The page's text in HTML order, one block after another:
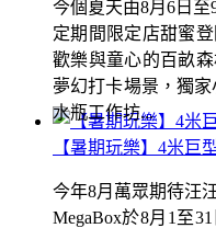
【暑期玩樂】4米巨
今年8月萬眾期待汪
MegaBox於8月1至
今個夏天由8月6日
定期間限定店甜蜜
歡樂與童心的百畝
夢幻打卡場景，獨
水瓶工作坊...